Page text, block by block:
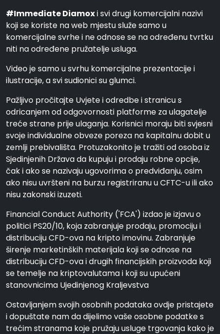
#Immediate Diamoxi svi drugi komercijalni nazivi
koji se koriste na web mjestu služe samo u
komercijalne svrhe i ne odnose se na određenu tvrtku
niti na određene pružatelje usluga.
Video je samo u svrhu komercijalne prezentacije i
ilustracije, a svi sudionici su glumci.
Pažljivo pročitajte Uvjete i odredbe i stranicu s
odricanjem od odgovornosti platforme za ulagatelje
treće strane prije ulaganja. Korisnici moraju biti svjesni
svoje individualne obveze poreza na kapitalnu dobit u
zemlji prebivališta. Protuzakonito je tražiti od osoba iz
Sjedinjenih Država da kupuju i prodaju robne opcije,
čak i ako se nazivaju ugovorima o predviđanju, osim
ako nisu uvršteni na burzu registriranu u CFTC-u ili ako
nisu zakonski izuzeti.
Financial Conduct Authority ('FCA') izdao je izjavu o
politici PS20/10, koja zabranjuje prodaju, promociju i
distribuciju CFD-ova na kripto imovinu. Zabranjuje
širenje marketinških materijala koji se odnose na
distribuciju CFD-ova i drugih financijskih proizvoda koji
se temelje na kriptovalutama i koji su upućeni
stanovnicima Ujedinjenog Kraljevstva
Ostavljanjem svojih osobnih podataka ovdje pristajete
i dopuštate nam da dijelimo vaše osobne podatke s
trećim stranama koje pružaju usluge trgovanja kako je